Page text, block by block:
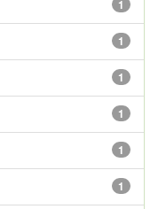
1
1
1
1
1
1